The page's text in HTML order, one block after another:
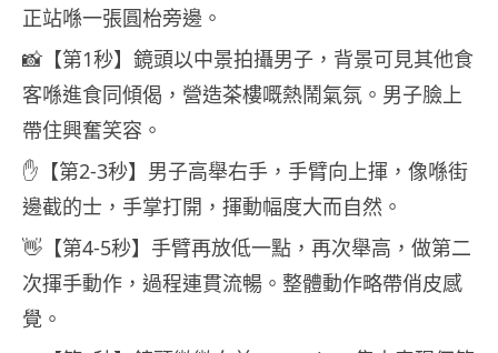
正站喺一張圓枱旁邊。
📸【第1秒】鏡頭以中景拍攝男子，背景可見其他食
客喺進食同傾偈，營造茶樓嘅熱鬧氣氛。男子臉上
帶住興奮笑容。
✋【第2-3秒】男子高舉右手，手臂向上揮，像喺街
邊截的士，手掌打開，揮動幅度大而自然。
👋【第4-5秒】手臂再放低一點，再次舉高，做第二
次揮手動作，過程連貫流暢。整體動作略帶俏皮感
覺。